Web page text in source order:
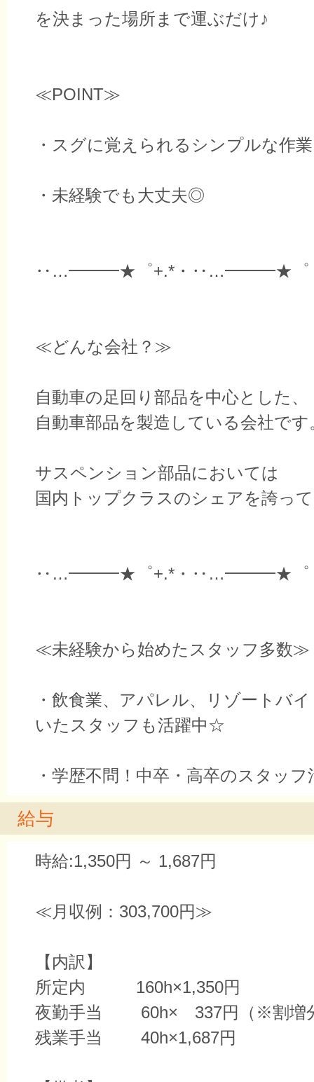
を決まった場所まで運ぶだけ♪
≪POINT≫
・スグに覚えられるシンプルな作
・未経験でも大丈夫◎
‥…━━━★゜+.*・‥…━━━★゜
≪どんな会社？≫
自動車の足回り部品を中心とした、
自動車部品を製造している会社です
サスペンション部品においては
国内トップクラスのシェアを誇っ
‥…━━━★゜+.*・‥…━━━★゜
≪未経験から始めたスタッフ多数≫
・飲食業、アパレル、リゾートバ
いたスタッフも活躍中☆
・学歴不問！中卒・高卒のスタッフ
給与
時給:1,350円 ～ 1,687円
≪月収例：303,700円≫
【内訳】
所定内 160h×1,350円
夜勤手当 60h× 337円（※割増
残業手当 40h×1,687円